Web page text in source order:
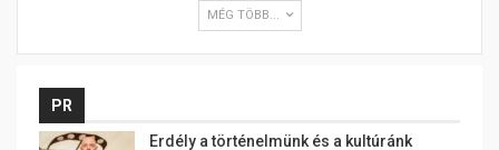
MÉG TÖBB...
PR
Erdély a történelmünk és a kultúránk